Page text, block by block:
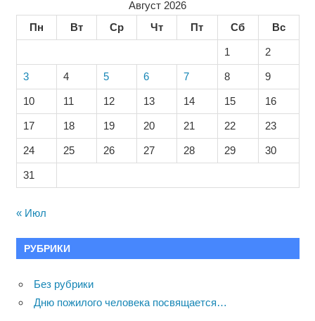
Август 2026
Пн
Вт Ср Чт Пт Сб Вс
1 2
3 4 5 6 7 8 9
10 11 12 13 14 15 16
17 18 19 20 21 22 23
24 25 26 27 28 29 30
31
« Июл
РУБРИКИ
Без рубрики
Дню пожилого человека посвящается…